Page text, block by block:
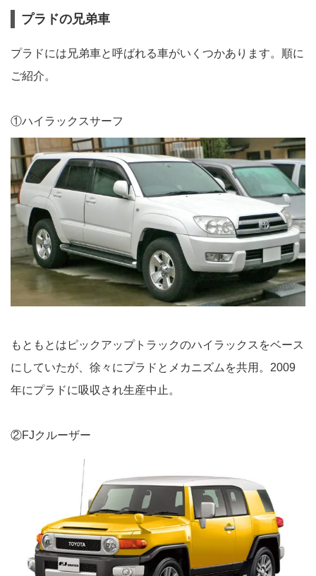
プラドの兄弟車
プラドには兄弟車と呼ばれる車がいくつかあります。順に
ご紹介。
①ハイラックスサーフ
もともとはピックアップトラックのハイラックスをベース
にしていたが、徐々にプラドとメカニズムを共用。2009
年にプラドに吸収され生産中止。
②FJクルーザー